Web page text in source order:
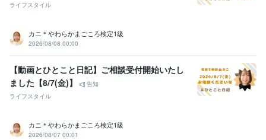
ライフスタイル
カニ＊やわらかまごころ検定1級
2026/08/08 00:00
【動画とひとこと日記】ご相談受付開始いたし
ました【8/7(金)】
告知
ライフスタイル
カニ＊やわらかまごころ検定1級
2026/08/07 00:01